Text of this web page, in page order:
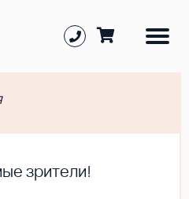
зрители!